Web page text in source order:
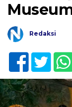
Redaksi